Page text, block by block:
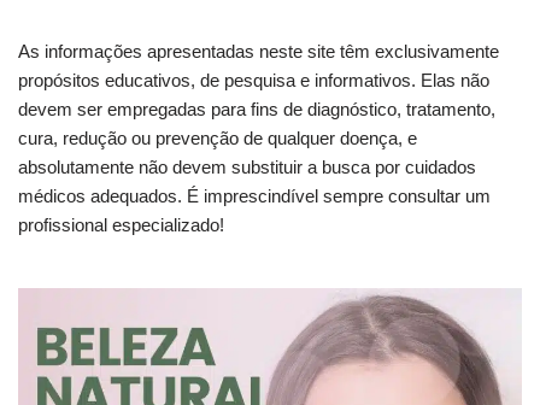
As informações apresentadas neste site têm exclusivamente
propósitos educativos, de pesquisa e informativos. Elas não
devem ser empregadas para fins de diagnóstico, tratamento,
cura, redução ou prevenção de qualquer doença, e
absolutamente não devem substituir a busca por cuidados
médicos adequados. É imprescindível sempre consultar um
profissional especializado!